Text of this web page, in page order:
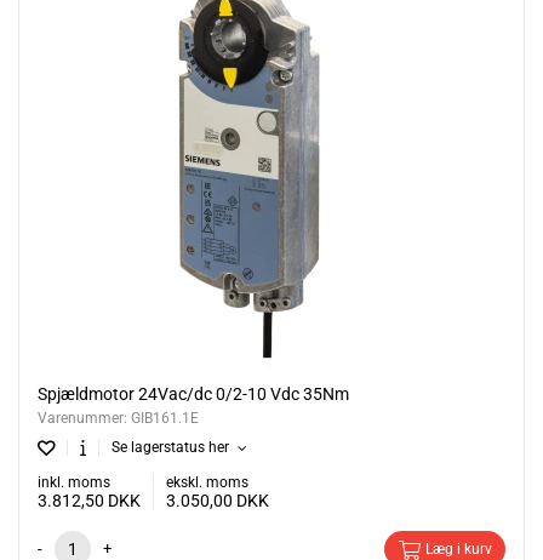
Spjældmotor 24Vac/dc 0/2-10 Vdc 35Nm
Varenummer: GIB161.1E
Se lagerstatus her
inkl. moms
3.812,50 DKK
ekskl. moms
3.050,00 DKK
- + Læg i kurv